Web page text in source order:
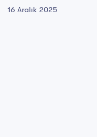
16 Aralık 2025